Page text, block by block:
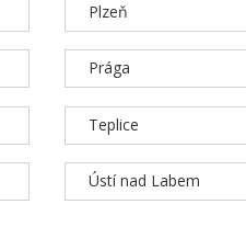
Plzeň
Prága
Teplice
Ústí nad Labem